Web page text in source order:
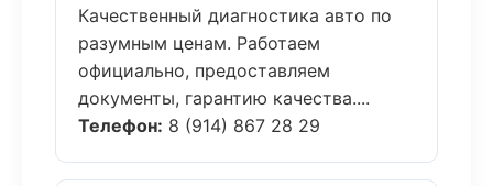
Качественный диагностика авто по
разумным ценам. Работаем
официально, предоставляем
документы, гарантию качества....
Телефон: 8 (914) 867 28 29